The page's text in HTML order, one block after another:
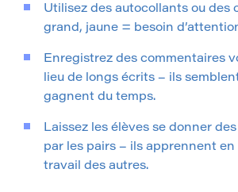
Utilisez des autocollants ou des
grand, jaune = besoin
Enregistrez des commentaires
lieu de longs écrits – ils
gagnent du temps.
Laissez les élèves se donner
par les pairs – ils apprennent
travail des autres.